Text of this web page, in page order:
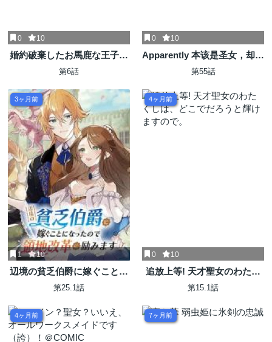
0 10
婚約破棄したお馬鹿な王子は
ほっといて、悪役令嬢は精霊
第6話
0 10
Apparently 本该是圣女，却被
顶替了 聖女のはずが、どうや
데 어째선지 아니게 되었습니
다
第55話
3ヶ月前
1 10
辺境の貧乏伯爵に嫁ぐことに
なったので領地改革に励みま
第25.1話
4ヶ月前
0 10
追放上等! 天才聖女のわたく
しは、どこでだろうと輝けま
第15.1話
4ヶ月前 7ヶ月前